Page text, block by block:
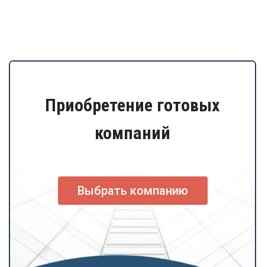
Приобретение готовых
компаний
Выбрать компанию